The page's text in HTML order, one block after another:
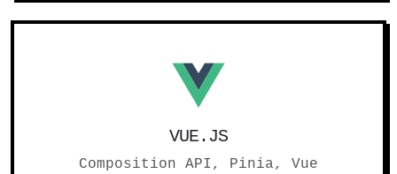
VUE.JS
Composition API, Pinia, Vue